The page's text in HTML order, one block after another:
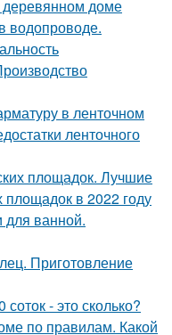
деревянном доме
водопроводе.
в ленточном
ленточного
площадок. Лучшие
площадок в 2022 году
для ванной.
Приготовление
соток - это сколько?
по правилам. Какой